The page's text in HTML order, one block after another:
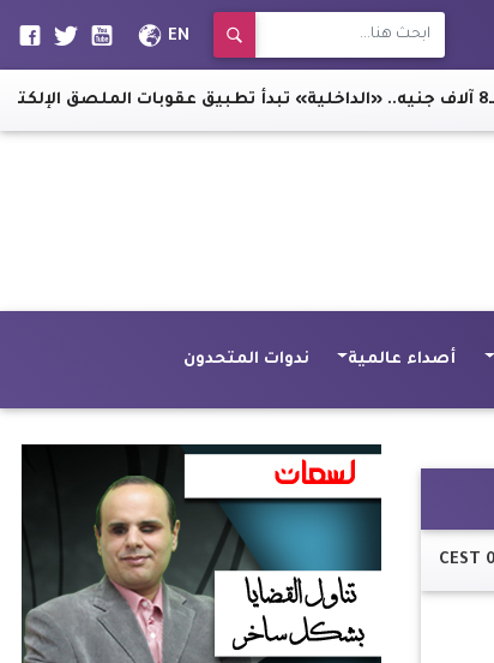
EN
أصداء عالمية ندوات المتحدون